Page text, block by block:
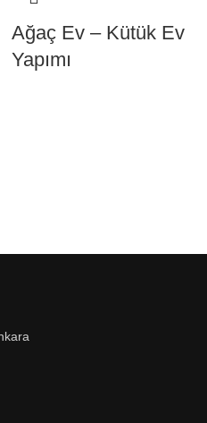
Ağaç Ev – Kütük Ev
Yapımı